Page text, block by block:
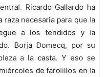
Ricardo Gallardo ha
necesaria para que la
a los tendidos y la
Borja Domecq, por su
a la casta. Y eso se
de farolillos en la